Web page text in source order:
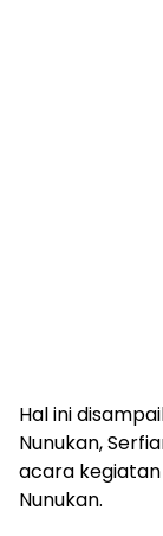
Hal ini
Nunukan,
acara
Nunukan.